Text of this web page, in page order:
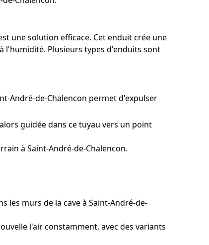
une solution efficace. Cet enduit crée une
l'humidité. Plusieurs types d'enduits sont
André-de-Chalencon permet d'expulser
guidée dans ce tuyau vers un point
à Saint-André-de-Chalencon.
les murs de la cave à Saint-André-de-
l'air constamment, avec des variants